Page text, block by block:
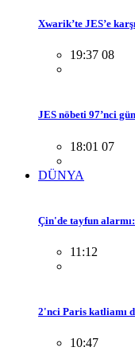
Xwarik’te JES’e
19:37 08
JES nöbeti 97’nci
18:01 07
DÜNYA
Çin'de tayfun
11:12
2'nci Paris katliamı
10:47